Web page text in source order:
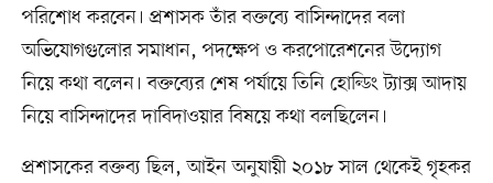
পরিশোধ করবেন। প্রশাসক তাঁর বক্তব্যে বাসিন্দাদের বলা
অভিযোগগুলোর সমাধান, পদক্ষেপ ও করপোরেশনের উদ্যোগ
নিয়ে কথা বলেন। বক্তব্যের শেষ পর্যায়ে তিনি হোল্ডিং ট্যাক্স আদায়
নিয়ে বাসিন্দাদের দাবিদাওয়ার বিষয়ে কথা বলছিলেন।
প্রশাসকের বক্তব্য ছিল, আইন অনুযায়ী ২০১৮ সাল থেকেই গৃহকর